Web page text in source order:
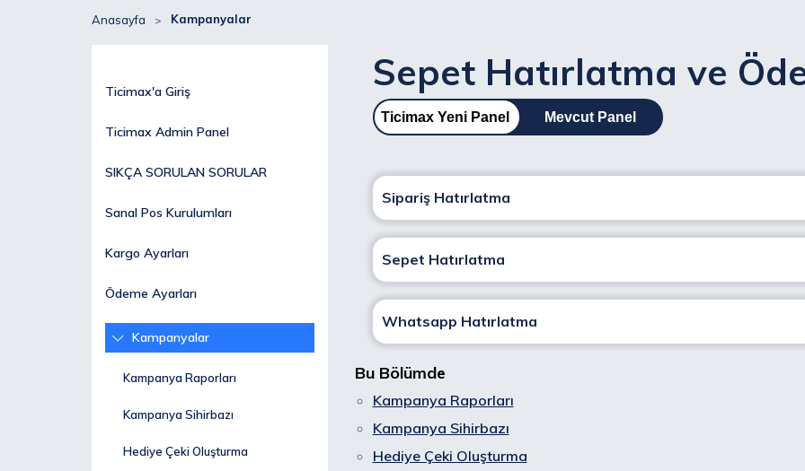
Anasayfa Kampanyalar
Ticimax'a Giriş
Ticimax Admin Panel
SIKÇA SORULAN SORULAR
Sanal Pos Kurulumları
Kargo Ayarları
Ödeme Ayarları
Kampanyalar
Kampanya Raporları
Kampanya Sihirbazı
Hediye Çeki Oluşturma
Sepet Hatırlatma ve
Ticimax Yeni Panel Mevcut Panel
Sipariş Hatırlatma
Sepet Hatırlatma
Whatsapp Hatırlatma
Bu Bölümde
Kampanya Raporları
Kampanya Sihirbazı
Hediye Çeki Oluşturma